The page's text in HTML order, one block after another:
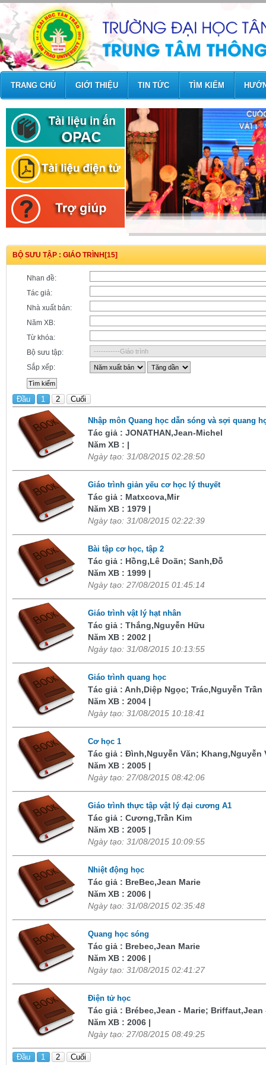
TRANG CHỦ GIỚI THIỆU TIN TỨC TÌM KIẾM
BỘ SƯU TẬP : GIÁO TRÌNH[15]
Nhan đề:
Tác giả:
Nhà xuất bản:
Năm XB:
Từ khóa:
Bộ sưu tập:
Sắp xếp:
Đầu 1 2 Cuối
Nhập môn Quang học dẫn sóng và sợi quang
Tác giả : JONATHAN,Jean-Michel
Năm XB : |
Ngày tạo: 31/08/2015 02:28:50
Giáo trình giản yếu cơ học lý thuyết
Tác giả : Matxcova,Mir
Năm XB : 1979 |
Ngày tạo: 31/08/2015 02:22:39
Bài tập cơ học, tập 2
Tác giả : Hồng,Lê Doãn; Sanh,Đỗ
Năm XB : 1999 |
Ngày tạo: 27/08/2015 01:45:14
Giáo trình vật lý hạt nhân
Tác giả : Thắng,Nguyễn Hữu
Năm XB : 2002 |
Ngày tạo: 31/08/2015 10:13:55
Giáo trình quang học
Tác giả : Anh,Diệp Ngọc; Trác,Nguyễn Trần
Năm XB : 2004 |
Ngày tạo: 31/08/2015 10:18:41
Cơ học 1
Tác giả : Đình,Nguyễn Văn; Khang,Nguyễn
Năm XB : 2005 |
Ngày tạo: 27/08/2015 08:42:06
Giáo trình thực tập vật lý đại cương A1
Tác giả : Cương,Trần Kim
Năm XB : 2005 |
Ngày tạo: 31/08/2015 10:09:55
Nhiệt động học
Tác giả : BreBec,Jean Marie
Năm XB : 2006 |
Ngày tạo: 31/08/2015 02:35:48
Quang học sóng
Tác giả : Brebec,Jean Marie
Năm XB : 2006 |
Ngày tạo: 31/08/2015 02:41:27
Điện tử học
Tác giả : Brébec,Jean - Marie;
Năm XB : 2006 |
Ngày tạo: 27/08/2015 08:49:25
Đầu 1 2 Cuối